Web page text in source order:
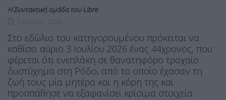
Η Συντακτική ομάδα του Libre
Στο εδώλιο του κατηγορουμένου πρόκειται να
καθίσει αύριο 3 Ιουλίου 2026 ένας 44χρονος, που
φέρεται ότι ενεπλάκη σε θανατηφόρο τροχαίο
δυστύχημα στη Ρόδο, από το οποίο έχασαν τη
ζωή τους μία μητέρα και η κόρη της και
προσπάθησε να εξαφανίσει κρίσιμα στοιχεία.